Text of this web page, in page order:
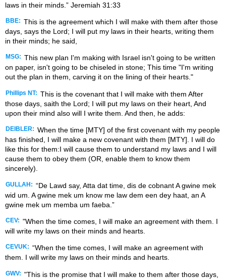
laws in their minds.” Jeremiah 31:33
BBE: This is the agreement which I will make with them after those
days, says the Lord; I will put my laws in their hearts, writing them
in their minds; he said,
MSG: This new plan I'm making with Israel isn't going to be written
on paper, isn't going to be chiseled in stone; This time "I'm writing
out the plan in them, carving it on the lining of their hearts."
Phillips NT: This is the covenant that I will make with them After
those days, saith the Lord; I will put my laws on their heart, And
upon their mind also will I write them. And then, he adds:
DEIBLER: When the time [MTY] of the first covenant with my people
has finished, I will make a new covenant with them [MTY]. I will do
like this for them:I will cause them to understand my laws and I will
cause them to obey them (OR, enable them to know them
sincerely).
GULLAH: “De Lawd say, Atta dat time, dis de cobnant A gwine mek
wid um. A gwine mek um know me law dem een dey haat, an A
gwine mek um memba um faeba.”
CEV: "When the time comes, I will make an agreement with them. I
will write my laws on their minds and hearts.
CEVUK: “When the time comes, I will make an agreement with
them. I will write my laws on their minds and hearts.
GWV: "This is the promise that I will make to them after those days,